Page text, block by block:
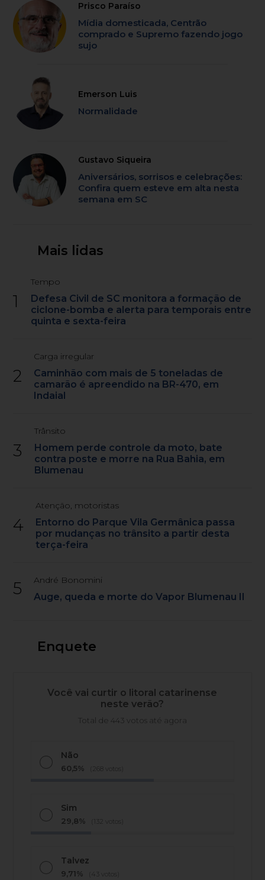
Prisco Paraíso
Mídia domesticada, Centrão
comprado e Supremo fazendo jogo
sujo
Emerson Luis
Normalidade
Gustavo Siqueira
Aniversários, sorrisos e celebrações:
Confira quem esteve em alta nesta
semana em SC
Mais lidas
1
Tempo
Defesa Civil de SC monitora a formação de
ciclone-bomba e alerta para temporais entre
quinta e sexta-feira
2
Carga irregular
Caminhão com mais de 5 toneladas de
camarão é apreendido na BR-470, em
Indaial
3
Trânsito
Homem perde controle da moto, bate
contra poste e morre na Rua Bahia, em
Blumenau
4
Atenção, motoristas
Entorno do Parque Vila Germânica passa
por mudanças no trânsito a partir desta
terça-feira
5 André Bonomini
Auge, queda e morte do Vapor Blumenau II
Enquete
Você vai curtir o litoral catarinense
neste verão?
Total de 443 votos até agora
Não
60,5% (268 votos)
Sim
29,8% (132 votos)
Talvez
9,71% (43 votos)